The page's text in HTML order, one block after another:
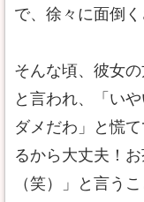
で、徐々に面倒
そんな頃、彼女
と言われ、「い
ダメだわ」と慌
るから大丈夫！
（笑）」と言う